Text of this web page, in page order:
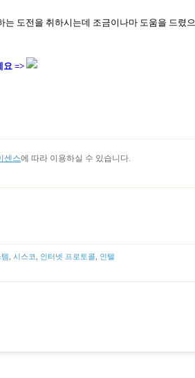
도전을 취하시는데 조금이나마 도움을 드렸으
요 =>
센스에 따라 이용하실 수 있습니다.
시스코 인터넷 프로토콜, 인텔